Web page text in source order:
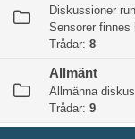
Diskussioner
Sensorer finnes
Trådar: 8
Allmänt
Allmänna
Trådar: 9